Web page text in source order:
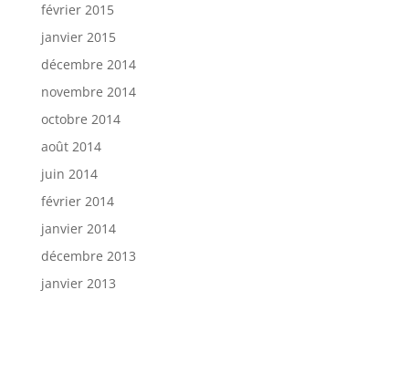
février 2015
janvier 2015
décembre 2014
novembre 2014
octobre 2014
août 2014
juin 2014
février 2014
janvier 2014
décembre 2013
janvier 2013